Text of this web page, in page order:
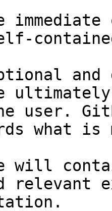
and
user.
what
will
relevant